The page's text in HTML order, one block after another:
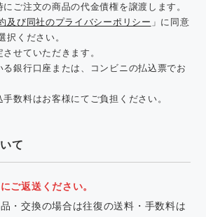
ご注文の商品の代金債権を譲渡します。
及び同社のプライバシーポリシー 」に同意
択ください。
せていただきます。
銀行口座または、コンビニの払込票でお
数料はお客様にてご負担ください。
て
ご返送ください。
・交換の場合は往復の送料・手数料は